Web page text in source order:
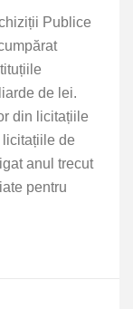
Publice
de lei.
din licitațiile
de
anul trecut
pentru